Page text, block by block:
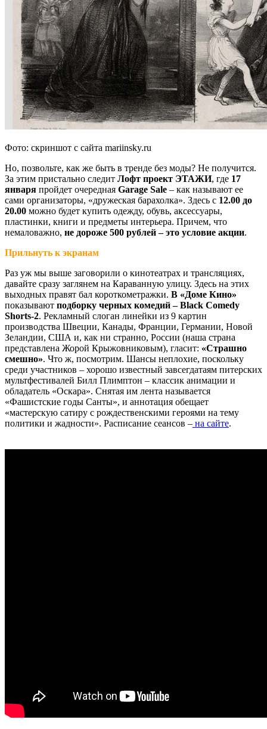
Фото: скриншот с сайта mariinsky.ru
Но, позвольте, как же быть в тренде без моды? Не получится.
За этим пристально следит Лофт проект ЭТАЖИ, где 17
января пройдет очередная Garage Sale – как называют ее
сами организаторы, «дружеская барахолка». Здесь с 12.00 до
20.00 можно будет купить одежду, обувь, аксессуары,
пластинки, книги и предметы интерьера. Причем, что
немаловажно, не дороже 500 рублей – это условие акции.
Прильнуть к экранам
Раз уж мы выше заговорили о кинотеатрах и трансляциях,
давайте сразу заглянем на Караванную улицу. Здесь на этих
выходных правят бал короткометражки. В «Доме Кино»
показывают подборку черных комедий – Black Comedy
Shorts-2. Рекламный слоган линейки из 9 картин
производства Швеции, Канады, Франции, Германии, Новой
Зеландии, США и, как ни странно, России (наша страна
представлена Жорой Крыжовниковым), гласит: «Страшно
смешно». Что ж, посмотрим. Шансы неплохие, поскольку
среди участников – хорошо известный завсегдатаям питерских
мультфестивалей Билл Плимптон – классик анимации и
обладатель «Оскара». Снятая им лента называется
«Фашистские годы Санты», и аннотация обещает
«мастерскую сатиру с рождественскими героями на тему
политики и жадности». Расписание сеансов – на сайте.